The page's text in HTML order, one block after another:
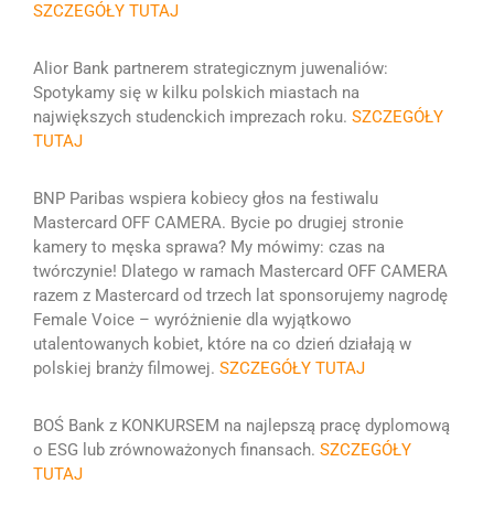
SZCZEGÓŁY TUTAJ
Alior Bank partnerem strategicznym juwenaliów:
Spotykamy się w kilku polskich miastach na
największych studenckich imprezach roku. SZCZEGÓŁY
TUTAJ
BNP Paribas wspiera kobiecy głos na festiwalu
Mastercard OFF CAMERA. Bycie po drugiej stronie
kamery to męska sprawa? My mówimy: czas na
twórczynie! Dlatego w ramach Mastercard OFF CAMERA
razem z Mastercard od trzech lat sponsorujemy nagrodę
Female Voice – wyróżnienie dla wyjątkowo
utalentowanych kobiet, które na co dzień działają w
polskiej branży filmowej. SZCZEGÓŁY TUTAJ
BOŚ Bank z KONKURSEM na najlepszą pracę dyplomową
o ESG lub zrównoważonych finansach. SZCZEGÓŁY
TUTAJ